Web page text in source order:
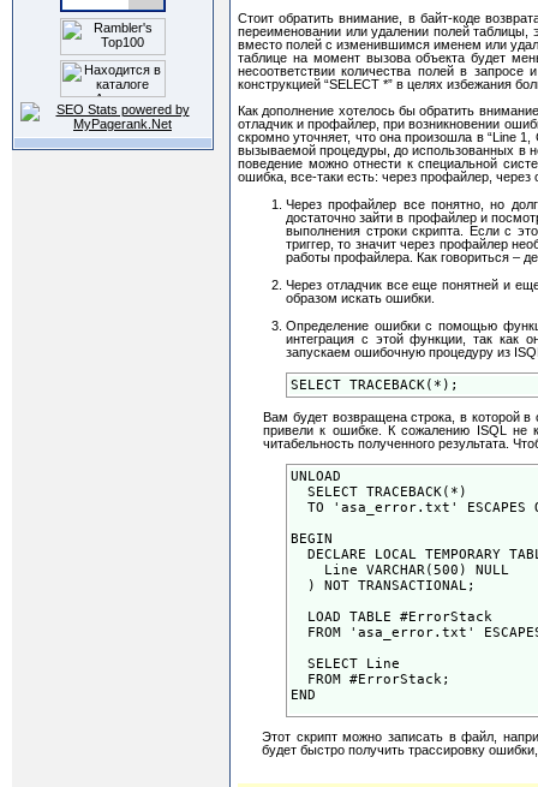
Стоит обратить внимание, в байт-коде
переименовании или удалении полей
вместо полей с изменившимся именем или
таблице на момент вызова объекта будет
несоответствии количества полей в
конструкцией “SELECT *” в целях избежания
Как дополнение хотелось бы обратить
отладчик и профайлер, при возникновении
скромно уточняет, что она произошла в “Line
вызываемой процедуры, до использованных в
поведение можно отнести к специальной
ошибка, все-таки есть: через профайлер,
Через профайлер все понятно, но
достаточно зайти в профайлер и
выполнения строки скрипта. Если с
триггер, то значит через профайлер
работы профайлера. Как говориться –
Через отладчик все еще понятней и
образом искать ошибки.
Определение ошибки с помощью
интеграция с этой функции, так как
запускаем ошибочную процедуру из
SELECT TRACEBACK(*);
Вам будет возвращена строка, в которой в
привели к ошибке. К сожалению ISQL не
читабельность полученного результата.
UNLOAD
SELECT TRACEBACK(*)
TO 'asa_error.txt' ESCAPES
BEGIN
DECLARE LOCAL TEMPORARY
Line VARCHAR(500) NULL
) NOT TRANSACTIONAL;
LOAD TABLE #ErrorStack
FROM 'asa_error.txt' ESCAPES
SELECT Line
FROM #ErrorStack;
END
Этот скрипт можно записать в файл,
будет быстро получить трассировку